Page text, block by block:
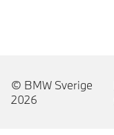
© BMW Sverige
2026